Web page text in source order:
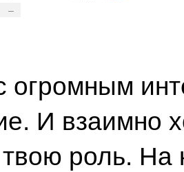
–
И взаимно
твою роль. На